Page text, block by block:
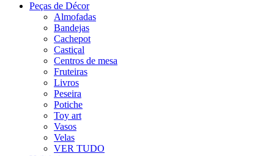
Peças de Décor
Almofadas
Bandejas
Cachepot
Castiçal
Centros de mesa
Fruteiras
Livros
Peseira
Potiche
Toy art
Vasos
Velas
VER TUDO